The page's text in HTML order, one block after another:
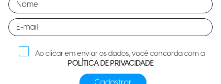
Ao clicar em enviar os dados, você concorda com a
POLÍTICA DE PRIVACIDADE